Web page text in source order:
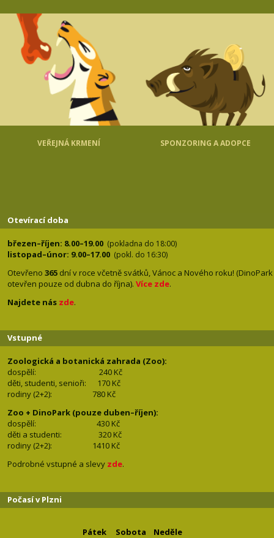
VEŘEJNÁ KRMENÍ SPONZORING A ADOPCE
Otevírací doba
březen–říjen: 8.00–19.00 (pokladna do 18:00)
listopad–únor: 9.00–17.00 (pokl. do 16:30)
Otevřeno 365 dní v roce včetně svátků, Vánoc a Nového roku! (DinoPark
otevřen pouze od dubna do října). Více zde.
Najdete nás zde.
Vstupné
Zoologická a botanická zahrada (Zoo):
dospělí:
240 Kč
děti, studenti, senioři: 170 Kč
rodiny (2+2): 780 Kč
Zoo + DinoPark (pouze duben–říjen):
dospělí: 430 Kč
děti a studenti: 320 Kč
rodiny (2+2): 1410 Kč
Podrobné vstupné a slevy zde.
Počasí v Plzni
Pátek Sobota Neděle